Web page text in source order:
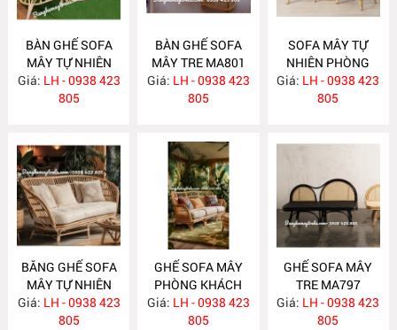
BÀN GHẾ SOFA
MÂY TỰ NHIÊN
PHÒNG KHÁCH
MA811
Giá: LH - 0938 423
805
BÀN GHẾ SOFA
MÂY TRE MA801
Giá: LH - 0938 423
805
SOFA MÂY TỰ
NHIÊN PHÒNG
KHÁCH MA800
Giá: LH - 0938 423
805
BĂNG GHẾ SOFA
MÂY TỰ NHIÊN
PHÒNG KHÁCH
MA799
Giá: LH - 0938 423
805
GHẾ SOFA MÂY
PHÒNG KHÁCH
MA798
Giá: LH - 0938 423
805
GHẾ SOFA MÂY
TRE MA797
Giá: LH - 0938 423
805